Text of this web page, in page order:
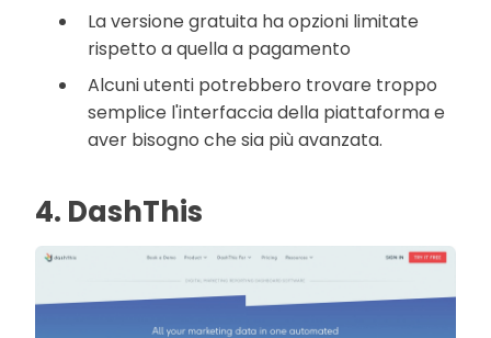
La versione gratuita ha opzioni limitate
rispetto a quella a pagamento
Alcuni utenti potrebbero trovare troppo
semplice l'interfaccia della piattaforma e
aver bisogno che sia più avanzata.
4. DashThis